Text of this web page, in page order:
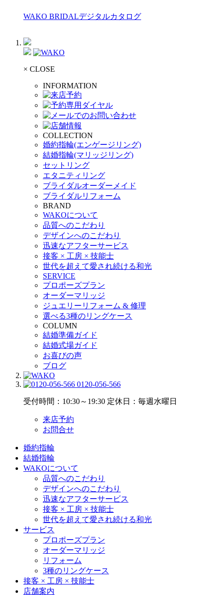
WAKO BRIDALデジタルカタログ
× CLOSE
INFORMATION
COLLECTION
婚約指輪(エンゲージリング)
結婚指輪(マリッジリング)
セットリング
エタニティリング
ブライダルオーダーメイド
ブライダルリフォーム
BRAND
WAKOについて
品質へのこだわり
デザインへのこだわり
迅速なアフターサービス
接客 × 工房 × 技能士
世代を超えて愛され続ける和光
SERVICE
プロポーズプラン
オーダーマリッジ
ジュエリーリフォーム & 修理
選べる3種のリングケース
COLUMN
結婚準備ガイド
結婚式場ガイド
お喜びの声
ブログ
0120-056-566
受付時間：10:30～19:30 定休日：毎週水曜日
来店予約
お問合せ
婚約指輪
結婚指輪
WAKOについて
品質へのこだわり
デザインへのこだわり
迅速なアフターサービス
接客 × 工房 × 技能士
世代を超えて愛され続ける和光
サービス
プロポーズプラン
オーダーマリッジ
リフォーム
3種のリングケース
接客 × 工房 × 技能士
店舗案内